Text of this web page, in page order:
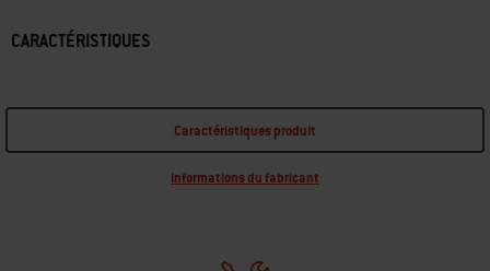
CARACTÉRISTIQUES
Caractéristiques produit
Informations du fabricant